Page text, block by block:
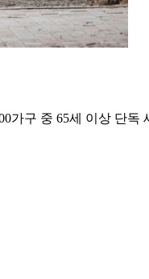
가구 중 65세 이상 단